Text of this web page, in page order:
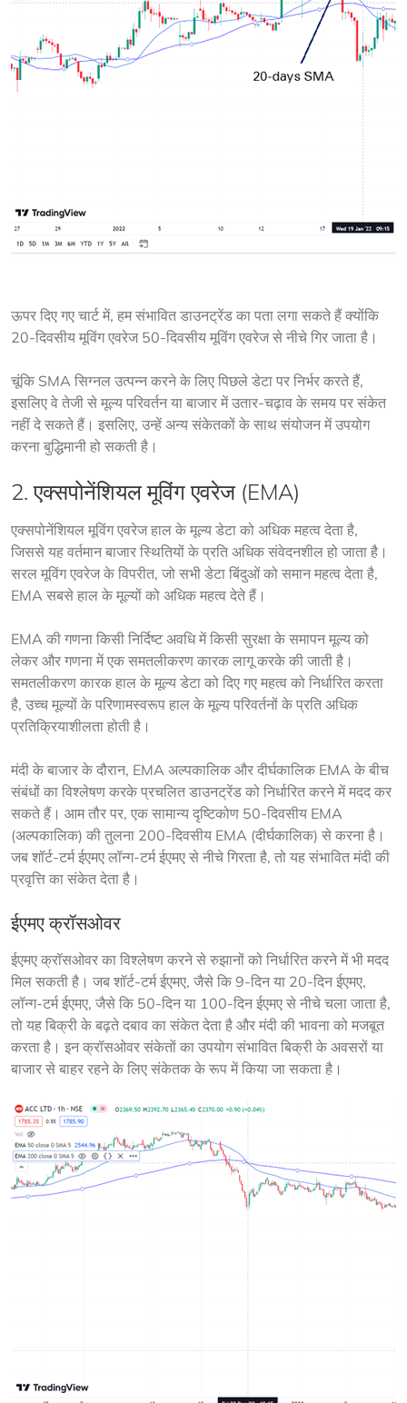
ऊपर दिए गए चार्ट में, हम संभावित डाउनट्रेंड का पता लगा सकते हैं क्योंकि
20-दिवसीय मूविंग एवरेज 50-दिवसीय मूविंग एवरेज से नीचे गिर जाता है।
चूंकि SMA सिग्नल उत्पन्न करने के लिए पिछले डेटा पर निर्भर करते हैं,
इसलिए वे तेजी से मूल्य परिवर्तन या बाजार में उतार-चढ़ाव के समय पर संकेत
नहीं दे सकते हैं। इसलिए, उन्हें अन्य संकेतकों के साथ संयोजन में उपयोग
करना बुद्धिमानी हो सकती है।
2. एक्सपोनेंशियल मूविंग एवरेज (EMA)
एक्सपोनेंशियल मूविंग एवरेज हाल के मूल्य डेटा को अधिक महत्व देता है,
जिससे यह वर्तमान बाजार स्थितियों के प्रति अधिक संवेदनशील हो जाता है।
सरल मूविंग एवरेज के विपरीत, जो सभी डेटा बिंदुओं को समान महत्व देता है,
EMA सबसे हाल के मूल्यों को अधिक महत्व देते हैं।
EMA की गणना किसी निर्दिष्ट अवधि में किसी सुरक्षा के समापन मूल्य को
लेकर और गणना में एक समतलीकरण कारक लागू करके की जाती है।
समतलीकरण कारक हाल के मूल्य डेटा को दिए गए महत्व को निर्धारित करता
है, उच्च मूल्यों के परिणामस्वरूप हाल के मूल्य परिवर्तनों के प्रति अधिक
प्रतिक्रियाशीलता होती है।
मंदी के बाजार के दौरान, EMA अल्पकालिक और दीर्घकालिक EMA के बीच
संबंधों का विश्लेषण करके प्रचलित डाउनट्रेंड को निर्धारित करने में मदद कर
सकते हैं। आम तौर पर, एक सामान्य दृष्टिकोण 50-दिवसीय EMA
(अल्पकालिक) की तुलना 200-दिवसीय EMA (दीर्घकालिक) से करना है।
जब शॉर्ट-टर्म ईएमए लॉन्ग-टर्म ईएमए से नीचे गिरता है, तो यह संभावित मंदी की
प्रवृत्ति का संकेत देता है।
ईएमए क्रॉसओवर
ईएमए क्रॉसओवर का विश्लेषण करने से रुझानों को निर्धारित करने में भी मदद
मिल सकती है। जब शॉर्ट-टर्म ईएमए, जैसे कि 9-दिन या 20-दिन ईएमए,
लॉन्ग-टर्म ईएमए, जैसे कि 50-दिन या 100-दिन ईएमए से नीचे चला जाता है,
तो यह बिक्री के बढ़ते दबाव का संकेत देता है और मंदी की भावना को मजबूत
करता है। इन क्रॉसओवर संकेतों का उपयोग संभावित बिक्री के अवसरों या
बाजार से बाहर रहने के लिए संकेतक के रूप में किया जा सकता है।